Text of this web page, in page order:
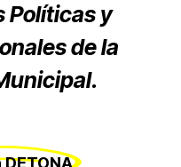
Políticas y
de la